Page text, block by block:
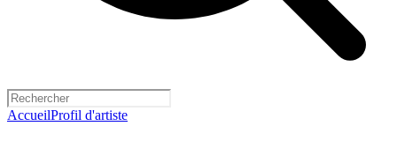
AccueilProfil d'artiste